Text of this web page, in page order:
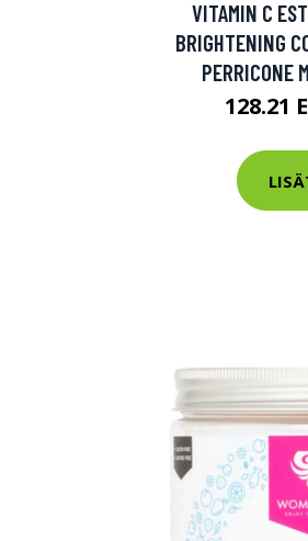
VITAMIN C
BRIGHTENING
PERRICONE
128.21